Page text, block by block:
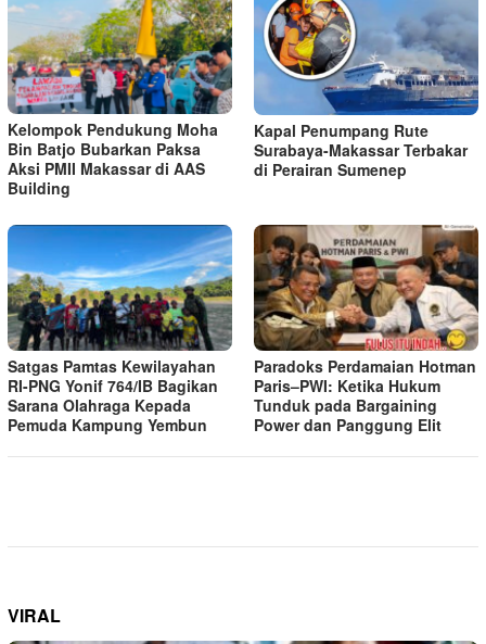
Kelompok Pendukung Moha
Bin Batjo Bubarkan Paksa
Aksi PMII Makassar di AAS
Building
Kapal Penumpang Rute
Surabaya-Makassar Terbakar
di Perairan Sumenep
Satgas Pamtas Kewilayahan
RI-PNG Yonif 764/IB Bagikan
Sarana Olahraga Kepada
Pemuda Kampung Yembun
Paradoks Perdamaian Hotman
Paris–PWI: Ketika Hukum
Tunduk pada Bargaining
Power dan Panggung Elit
VIRAL